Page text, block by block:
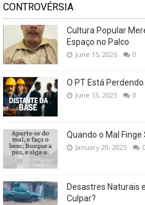
CONTROVÉRSIA
Cultura Popular
Espaço no Palco
June 15, 2026 0
O PT Está
June 13, 2025 0
Quando o Mal Finge
January 20, 2025 0
Desastres Naturais
Culpar?